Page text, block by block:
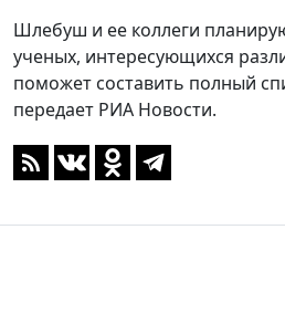
Шлебуш и ее коллеги
ученых, интересующихся
поможет составить полный
передает РИА Новости.